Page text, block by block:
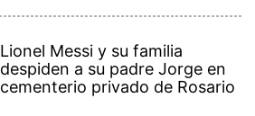
Lionel Messi y su familia
despiden a su padre Jorge en
cementerio privado de Rosario